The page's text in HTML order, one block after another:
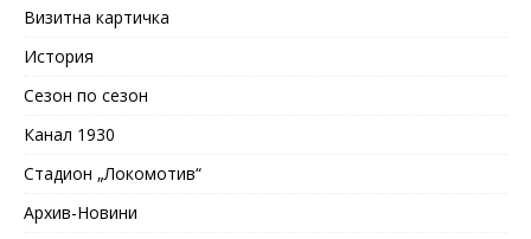
Визитна картичка
История
Сезон по сезон
Канал 1930
Стадион „Локомотив“
Архив-Новини